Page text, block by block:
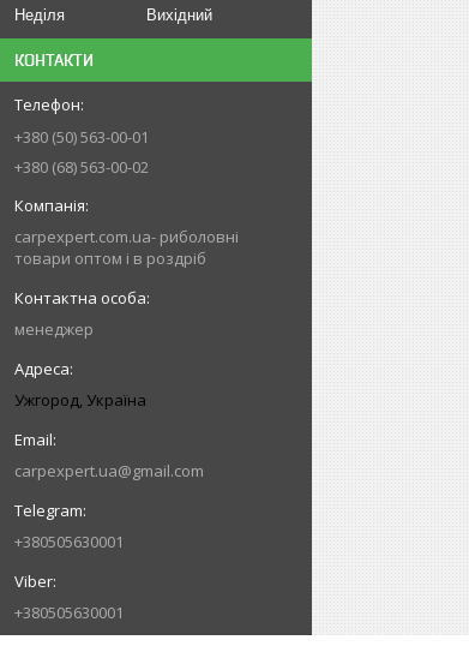
Неділя
Вихідний
КОНТАКТИ
+380 (50) 563-00-01
+380 (68) 563-00-02
carpexpert.com.ua- риболовні
товари оптом і в роздріб
менеджер
Ужгород, Україна
carpexpert.ua@gmail.com
+380505630001
+380505630001